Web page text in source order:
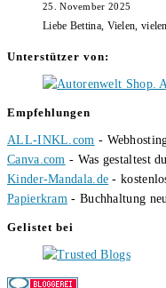
25. November 2025
Liebe Bettina, Vielen,
Unterstützer von:
Empfehlungen
ALL-INKL.com -
Canva.com - Was gestaltest
Kinder-Mandala.de -
Papierkram - Buchhaltung
Gelistet bei